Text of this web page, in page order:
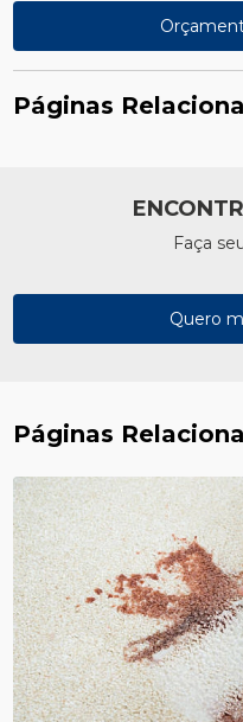
Páginas
Faça
Quero
Páginas